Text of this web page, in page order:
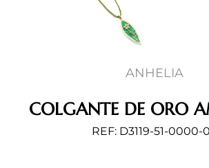
ANHELIA
COLGANTE DE ORO
REF: D3119-51-0000-